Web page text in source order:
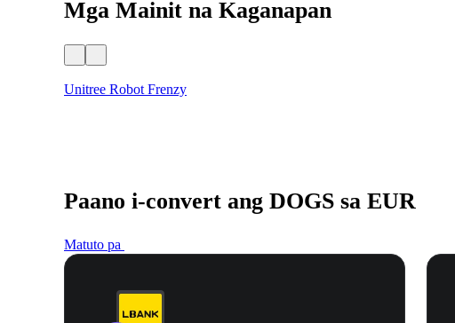
Mga Mainit na Kaganapan
Unitree Robot Frenzy
Paano i-convert ang DOGS sa EUR
Matuto pa